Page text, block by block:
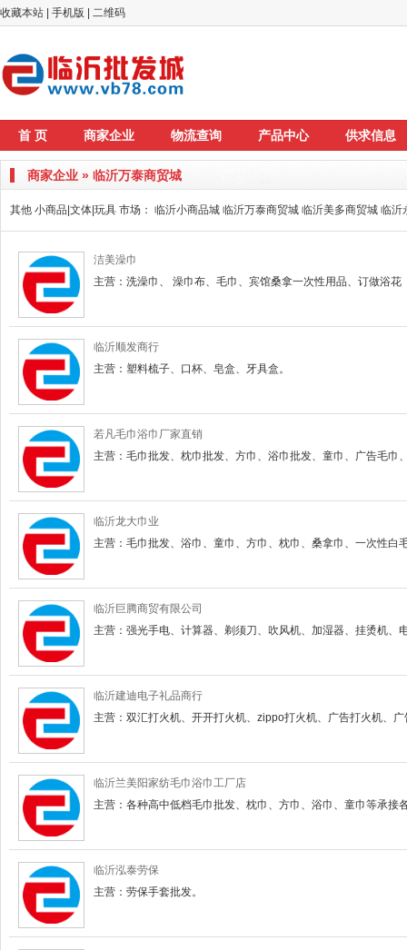
收藏本站 手机版 二维码
首 页 商家企业 物流查询 产品中心 供求信息
商家企业 » 临沂万泰商贸城
其他 小商品|文体|玩具 市场： 临沂小商品城 临沂万泰商贸城 临沂美多商贸城 临沂
洁美澡巾
主营：洗澡巾、 澡巾布、毛巾、宾馆桑拿一次性用品、订做浴花
临沂顺发商行
主营：塑料梳子、口杯、皂盒、牙具盒。
若凡毛巾浴巾厂家直销
主营：毛巾批发、枕巾批发、方巾、浴巾批发、童巾、广告毛巾
临沂龙大巾业
主营：毛巾批发、浴巾、童巾、方巾、枕巾、桑拿巾、一次性白
临沂巨腾商贸有限公司
主营：强光手电、计算器、剃须刀、吹风机、加湿器、挂烫机、
临沂建迪电子礼品商行
主营：双汇打火机、开开打火机、zippo打火机、广告打火机、广
临沂兰美阳家纺毛巾浴巾工厂店
主营：各种高中低档毛巾批发、枕巾、方巾、浴巾、童巾等承接
临沂泓泰劳保
主营：劳保手套批发。